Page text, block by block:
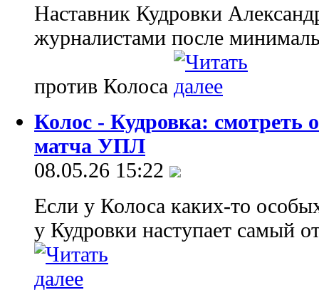
Наставник Кудровки
журналистами после
против Колоса
Колос - Кудровка: смотреть
матча УПЛ
08.05.26 15:22
Если у Колоса каких-то
у Кудровки наступает самый